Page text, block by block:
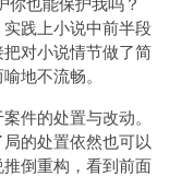
践上小说中前半段
对小说情节做了简
地不流畅。
件的处置与改动。
的处置依然也可以
倒重构，看到前面